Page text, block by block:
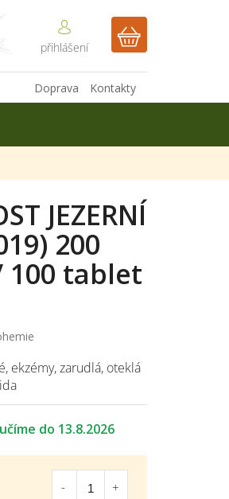
NÁKUPNÍ
Kontakty
Doprava
13.8.2026
ekzémy, zarudlá, oteklá
JEZERNÍ
200
100 tablet